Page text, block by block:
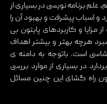
برنامه نویسی در بسیاری از
و اسباب پیشرفت و بهبود آن را
مزایا و کاربردهای پایتون بی
هرچه بهتر و بیشتر اهداف
است. باتوجه به دامنه ی
در بسیاری از موارد بررسی
راه گشای این چنین مسائل